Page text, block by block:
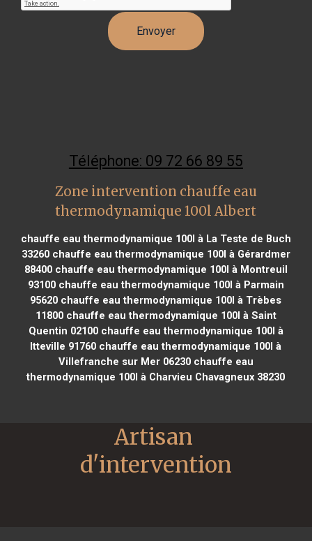
Téléphone: 09 72 66 89 55
Zone intervention chauffe eau
thermodynamique 100l Albert
chauffe eau thermodynamique 100l à La Teste de Buch
33260chauffe eau thermodynamique 100l à Gérardmer
88400chauffe eau thermodynamique 100l à Montreuil
93100chauffe eau thermodynamique 100l à Parmain
95620 chauffe eau thermodynamique 100l à Trèbes
11800chauffe eau thermodynamique 100l à Saint
Quentin 02100chauffe eau thermodynamique 100l à
Itteville 91760 chauffe eau thermodynamique 100l à
Villefranche sur Mer 06230chauffe eau
thermodynamique 100l à Charvieu Chavagneux 38230
Artisan
d'intervention